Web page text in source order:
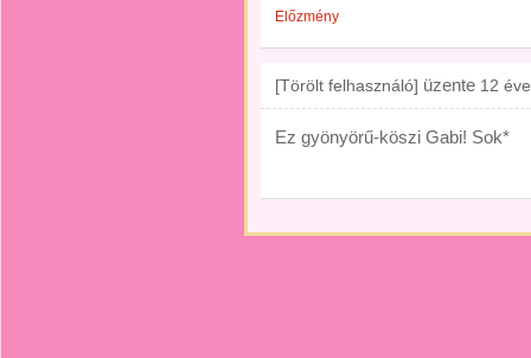
Előzmény
[Törölt felhasználó] üzente 12 éve
Ez gyönyörű-köszi Gabi! Sok*